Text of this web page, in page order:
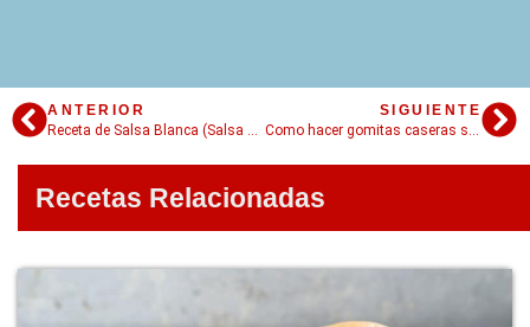
ANTERIOR
Receta de Salsa Blanca (Salsa Bechamel)
SIGUIENTE
Como hacer gomitas caseras sin azúcar (gominolas)
Recetas Relacionadas